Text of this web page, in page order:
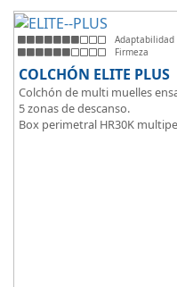
Adaptabilidad
Firmeza
COLCHÓN ELITE PLUS
Colchón de multi muelles
5 zonas de descanso.
Box perimetral HR30K
Para personas que buscan